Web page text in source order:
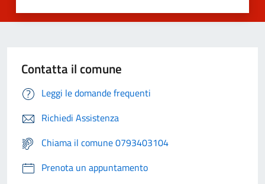
Contatta il comune
Leggi le domande frequenti
Richiedi Assistenza
Chiama il comune 0793403104
Prenota un appuntamento